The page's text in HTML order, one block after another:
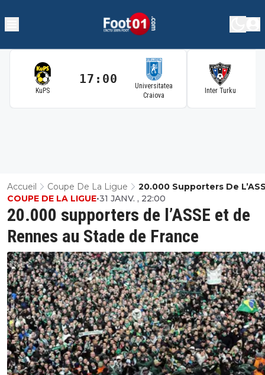
KuPS
17:00
Universitatea
Craiova
Inter Turku
Accueil Coupe De La Ligue
20.000 Supporters De
De Rennes Au Stade De
20.000 supporters de l’ASSE et de
Rennes au Stade de France
COUPE DE LA LIGUE•31 JANV. , 22:00